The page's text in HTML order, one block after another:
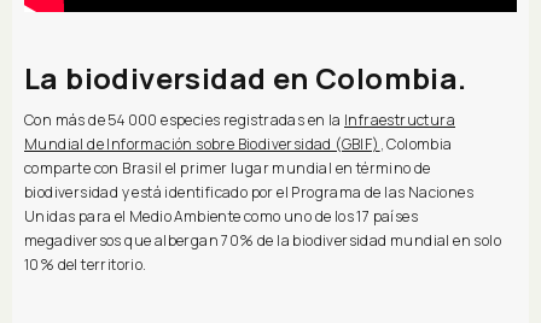
La biodiversidad en Colombia.
Con más de 54 000 especies registradas en la Infraestructura
Mundial de Información sobre Biodiversidad (GBIF) , Colombia
comparte con Brasil el primer lugar mundial en término de
biodiversidad y está identificado por el Programa de las Naciones
Unidas para el Medio Ambiente como uno de los 17 países
megadiversos que albergan 70% de la biodiversidad mundial en solo
10% del territorio.